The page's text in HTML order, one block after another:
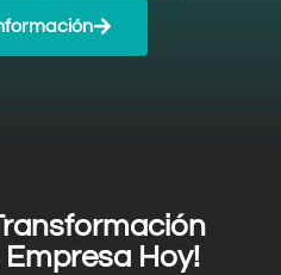
Empresa Hoy!